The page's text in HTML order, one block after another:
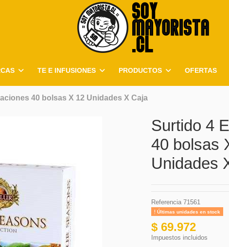
TE E INFUSIONES PRODUCTOS OFERTAS
40 bolsas X 12 Unidades X Caja
Surtido 4
40 bolsas
Unidades
Referencia 71561
Últimas unidades en stock
$ 69.972
Impuestos incluidos